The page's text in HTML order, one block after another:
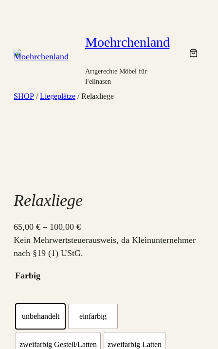
Moehrchenland
Artgerechte Möbel für
Fellnasen
SHOP /Liegeplätze / Relaxliege
Relaxliege
65,00 € – 100,00 €
Kein Mehrwertsteuerausweis, da Kleinunternehmer
nach §19 (1) UStG.
Farbig
unbehandelt einfarbig
zweifarbig Gestell/Latten zweifarbig Latten